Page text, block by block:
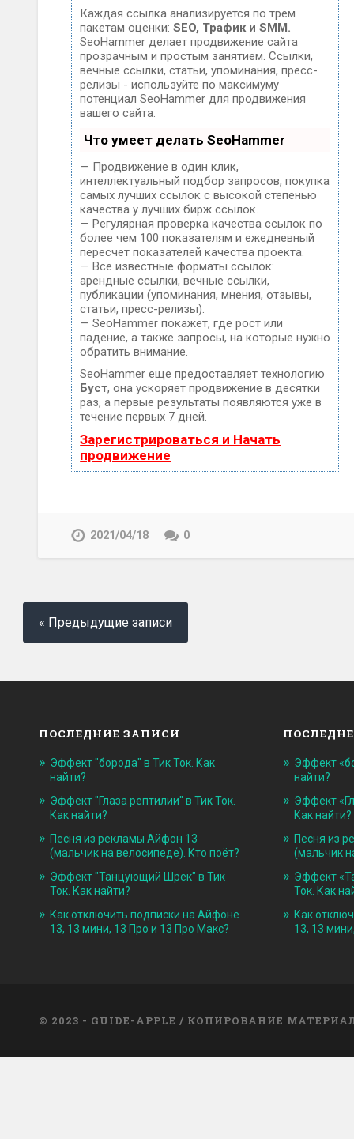
Каждая ссылка анализируется по трем
пакетам оценки:SEO, Трафик и SMM.
SeoHammer делает продвижение сайта
прозрачным и простым занятием. Ссылки,
вечные ссылки, статьи, упоминания, пресс-
релизы - используйте по максимуму
потенциал SeoHammer для продвижения
вашего сайта.
Что умеет делать SeoHammer
— Продвижение в один клик,
интеллектуальный подбор запросов, покупка
самых лучших ссылок с высокой степенью
качества у лучших бирж ссылок.
— Регулярная проверка качества ссылок по
более чем 100 показателям и ежедневный
пересчет показателей качества проекта.
— Все известные форматы ссылок:
арендные ссылки, вечные ссылки,
публикации (упоминания, мнения, отзывы,
статьи, пресс-релизы).
— SeoHammer покажет, где рост или
падение, а также запросы, на которые нужно
обратить внимание.
SeoHammer еще предоставляет технологию
Буст, она ускоряет продвижение в десятки
раз, а первые результаты появляются уже в
течение первых 7 дней.
Зарегистрироваться и Начать
продвижение
2021/04/18 0
« Предыдущие записи
ПОСЛЕДНИЕ ЗАПИСИ
Эффект "борода" в Тик Ток. Как
найти?
Эффект "Глаза рептилии" в Тик Ток.
Как найти?
Песня из рекламы Айфон 13
(мальчик на велосипеде). Кто поёт?
Эффект "Танцующий Шрек" в Тик
Ток. Как найти?
Как отключить подписки на Айфоне
13, 13 мини, 13 Про и 13 Про Макс?
Эффект
найти?
Эффект
Как найти?
Песня из
(мальчик
Эффект
Ток. Как
Как
13, 13
© 2023 - GUIDE-APPLE / КОПИРОВАНИЕ